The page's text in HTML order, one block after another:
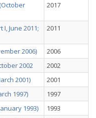
2017
June 2011;
2011
2006)
2006
2002
2002
2001)
2001
1997)
1997
1993)
1993